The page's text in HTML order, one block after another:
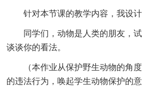
针对本节课的教学内容，我设计
同学们，动物是人类的朋友，试
谈谈你的看法。
（本作业从保护野生动物的角度
的违法行为，唤起学生动物保护的意